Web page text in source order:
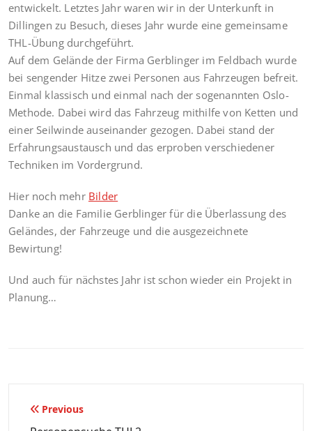
entwickelt. Letztes Jahr waren wir in der Unterkunft in
Dillingen zu Besuch, dieses Jahr wurde eine gemeinsame
THL-Übung durchgeführt.
Auf dem Gelände der Firma Gerblinger im Feldbach wurde
bei sengender Hitze zwei Personen aus Fahrzeugen befreit.
Einmal klassisch und einmal nach der sogenannten Oslo-
Methode. Dabei wird das Fahrzeug mithilfe von Ketten und
einer Seilwinde auseinander gezogen. Dabei stand der
Erfahrungsaustausch und das erproben verschiedener
Techniken im Vordergrund.
Hier noch mehr Bilder
Danke an die Familie Gerblinger für die Überlassung des
Geländes, der Fahrzeuge und die ausgezeichnete
Bewirtung!
Und auch für nächstes Jahr ist schon wieder ein Projekt in
Planung…
Beitragsnavigation
Previous